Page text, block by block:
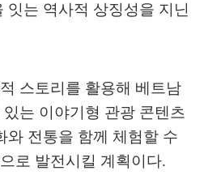
잇는 역사적 상징성을 지닌
스토리를 활용해 베트남
는 이야기형 관광 콘텐츠
와 전통을 함께 체험할 수
로 발전시킬 계획이다.